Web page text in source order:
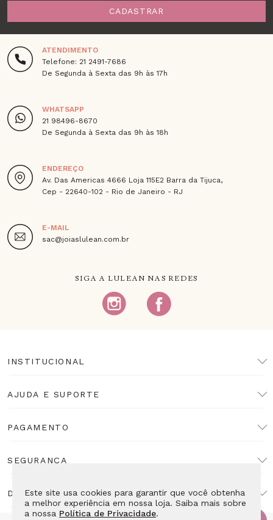
Este site usa cookies para garantir que você obtenha
a melhor experiência em nossa loja. Saiba mais sobre
a nossa Política de Privacidade.
CADASTRAR
ATENDIMENTO
Telefone: 21 2491-7686
De Segunda à Sexta das 9h às 17h
WHATSAPP
21 98496-8670
De Segunda à Sexta das 9h às 18h
ENDEREÇO
Av. Das Americas 4666 Loja 115E2 Barra da Tijuca,
Cep - 22640-102 - Rio de Janeiro - RJ
E-MAIL
sac@joiaslulean.com.br
SIGA A LULEAN NAS REDES
INSTITUCIONAL
AJUDA E SUPORTE
PAGAMENTO
SEGURANÇA
DESENVOLVIMENTO